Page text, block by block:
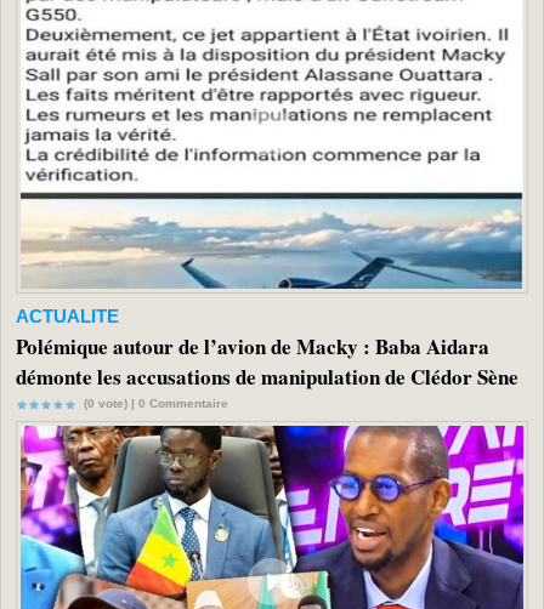
ACTUALITE
Polémique autour de l’avion de Macky : Baba Aidara
démonte les accusations de manipulation de Clédor Sène
(0 vote) | 0 Commentaire